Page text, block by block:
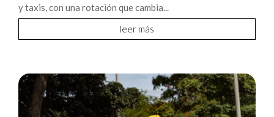
y taxis, con una rotación que cambia...
leer más